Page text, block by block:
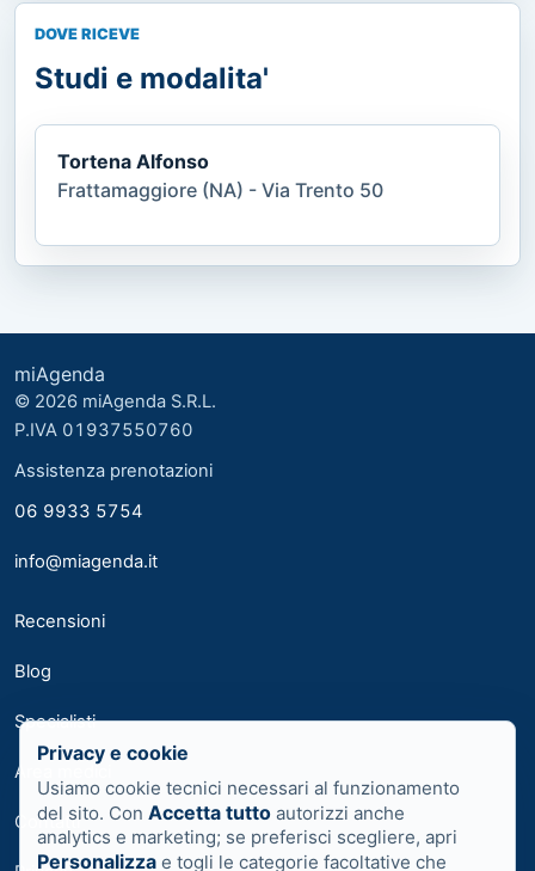
DOVE RICEVE
Studi e modalita'
Tortena Alfonso
Frattamaggiore (NA) - Via Trento 50
miAgenda
© 2026 miAgenda S.R.L.
P.IVA 01937550760
Assistenza prenotazioni
06 9933 5754
info@miagenda.it
Recensioni
Blog
Specialisti
Area medici
Contatti
Privacy e cookie
Usiamo cookie tecnici necessari al funzionamento
del sito. Con Accetta tutto autorizzi anche
analytics e marketing; se preferisci scegliere, apri
Personalizza e togli le categorie facoltative che